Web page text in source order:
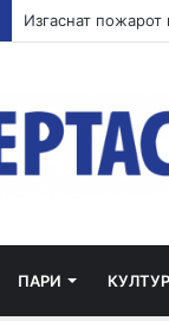
Кривична за
ПАРИ